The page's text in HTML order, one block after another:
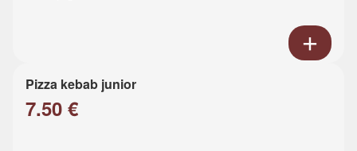
Pizza kebab junior
7.50 €